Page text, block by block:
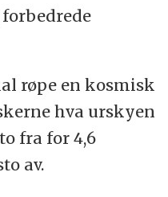
røpe en kosmisk
hva urskyen
fra for 4,6
av.